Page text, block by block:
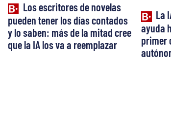
Los escritores de novelas
pueden tener los días contados
y lo saben: más de la mitad cree
que la IA los va a reemplazar
La
ayuda
primer